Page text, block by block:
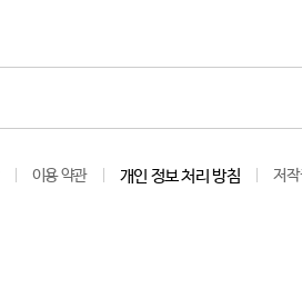
이용 약관 개인 정보 처리 방침 저